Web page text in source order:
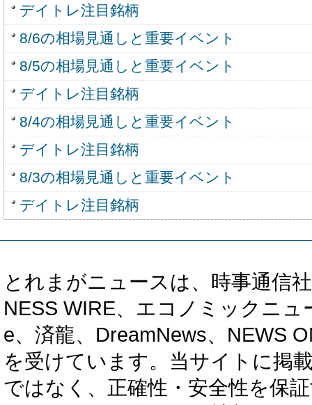
デイトレ注目銘柄
8/6の相場見通しと重要イベント
8/5の相場見通しと重要イベント
デイトレ注目銘柄
8/4の相場見通しと重要イベント
デイトレ注目銘柄
8/3の相場見通しと重要イベント
デイトレ注目銘柄
とれまがニュースは、時事通信
NESS WIRE、エコノミックニ
e、済龍、DreamNews、NEWS
を受けています。当サイトに掲
ではなく、正確性・安全性を保